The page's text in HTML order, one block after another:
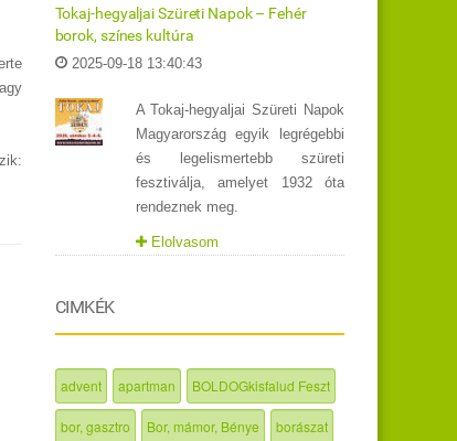
Tokaj-hegyaljai Szüreti Napok – Fehér
borok, színes kultúra
2025-09-18 13:40:43
A Tokaj-hegyaljai Szüreti Napok
Magyarország egyik legrégebbi
és legelismertebb szüreti
fesztiválja, amelyet 1932 óta
rendeznek meg.
Elolvasom
CIMKÉK
advent apartman BOLDOGkisfalud Feszt
bor, gasztro Bor, mámor, Bénye borászat